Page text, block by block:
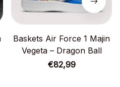
Baskets Air Force 1 Majin
Vegeta – Dragon Ball
€82,99